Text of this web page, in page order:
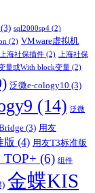
(3) sql2000sp4 (2)
(2) VMware虚拟机
上海社保插件 (2)
上海社保
量或With block变量 (2)
泛微e-cology10 (3)
(14) 泛微
(3) 用友
版 (4) 用友T3标准版
(6) 组件
金蝶KIS